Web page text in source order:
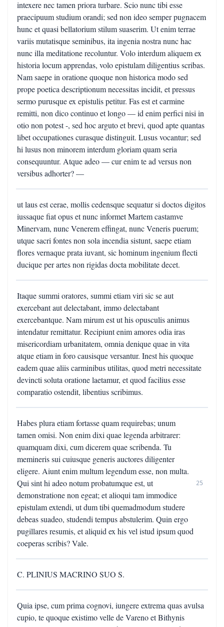
intexere nec tamen priora turbare. Scio nunc tibi esse
praecipuum studium orandi; sed non ideo semper pugnacem
hunc et quasi bellatorium stilum suaserim. Ut enim terrae
variis mutatisque seminibus, ita ingenia nostra nunc hac
nunc illa meditatione recoluntur. Volo interdum aliquem ex
historia locum apprendas, volo epistulam diligentius scribas.
Nam saepe in oratione quoque non historica modo sed
prope poetica descriptionum necessitas incidit, et pressus
sermo purusque ex epistulis petitur. Fas est et carmine
remitti, non dico continuo et longo — id enim perfici nisi in
otio non potest -, sed hoc arguto et brevi, quod apte quantas
libet occupationes curasque distinguit. Lusus vocantur; sed
hi lusus non minorem interdum gloriam quam seria
consequuntur. Atque adeo — cur enim te ad versus non
versibus adhorter? —
ut laus est cerae, mollis cedensque sequatur si doctos digitos
iussaque fiat opus et nunc informet Martem castamve
Minervam, nunc Venerem effingat, nunc Veneris puerum;
utque sacri fontes non sola incendia sistunt, saepe etiam
flores vernaque prata iuvant, sic hominum ingenium flecti
ducique per artes non rigidas docta mobilitate decet.
Itaque summi oratores, summi etiam viri sic se aut
exercebant aut delectabant, immo delectabant
exercebantque. Nam mirum est ut his opusculis animus
intendatur remittatur. Recipiunt enim amores odia iras
misericordiam urbanitatem, omnia denique quae in vita
atque etiam in foro causisque versantur. Inest his quoque
eadem quae aliis carminibus utilitas, quod metri necessitate
devincti soluta oratione laetamur, et quod facilius esse
comparatio ostendit, libentius scribimus.
Habes plura etiam fortasse quam requirebas; unum
tamen omisi. Non enim dixi quae legenda arbitrarer:
quamquam dixi, cum dicerem quae scribenda. Tu
memineris sui cuiusque generis auctores diligenter
eligere. Aiunt enim multum legendum esse, non multa.
Qui sint hi adeo notum probatumque est, ut
demonstratione non egeat; et alioqui tam immodice
epistulam extendi, ut dum tibi quemadmodum studere
debeas suadeo, studendi tempus abstulerim. Quin ergo
pugillares resumis, et aliquid ex his vel istud ipsum quod
coeperas scribis? Vale.
25
C. PLINIUS MACRINO SUO S.
Quia ipse, cum prima cognovi, iungere extrema quas avulsa
cupio, te quoque existimo velle de Vareno et Bithynis